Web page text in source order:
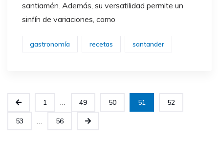
santiamén. Además, su versatilidad permite un
sinfín de variaciones, como
gastronomía recetas santander
1 ... 49 50 51 52
53 ... 56